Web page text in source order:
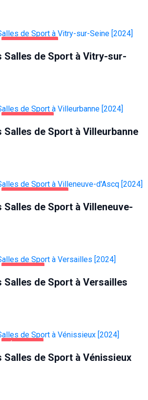
VITRY-SUR-SEINE
Salles de Sport à Vitry-sur-
VILLEURBANNE
Salles de Sport à Villeurbanne
VILLENEUVE-D'ASCQ
Salles de Sport à Villeneuve-
VERSAILLES
Salles de Sport à Versailles
VÉNISSIEUX
Salles de Sport à Vénissieux